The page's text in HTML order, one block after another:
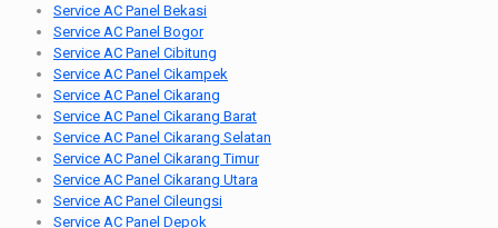
Service AC Panel Bekasi
Service AC Panel Bogor
Service AC Panel Cibitung
Service AC Panel Cikampek
Service AC Panel Cikarang
Service AC Panel Cikarang Barat
Service AC Panel Cikarang Selatan
Service AC Panel Cikarang Timur
Service AC Panel Cikarang Utara
Service AC Panel Cileungsi
Service AC Panel Depok